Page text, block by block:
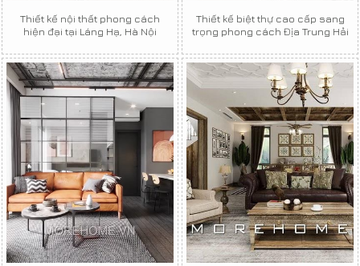
Thiết kế nội thất phong cách
hiện đại tại Láng Hạ, Hà Nội
Thiết kế biệt thự cao cấp sang
trọng phong cách Địa Trung Hải